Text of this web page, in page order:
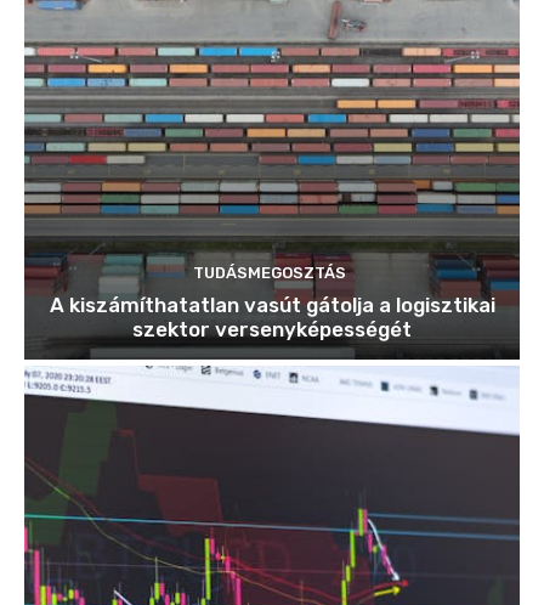
TUDÁSMEGOSZTÁS
A kiszámíthatatlan vasút gátolja a logisztikai
szektor versenyképességét